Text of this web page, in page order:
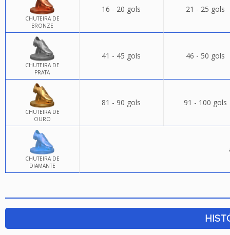
CHUTEIRA DE
BRONZE
16 - 20 gols 21 - 25 gols
CHUTEIRA DE
PRATA
41 - 45 gols 46 - 50 gols
CHUTEIRA DE
OURO
81 - 90 gols 91 - 100 gols
CHUTEIRA DE
DIAMANTE